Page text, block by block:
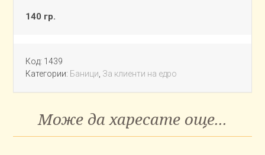
140 гр.
Код: 1439
Категории: Баници, За клиенти на едро
Може да харесате още...